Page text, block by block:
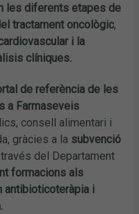
les diferents etapes de
tractament oncològic,
i la
clíniques.
de referència de les
a Farmaseveis
consell alimentari i
gràcies a la subvenció
del Departament
formacions als
antibioticoteràpia i